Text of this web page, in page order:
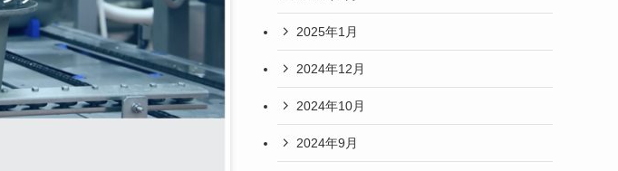
2025年1月
2024年12月
2024年10月
2024年9月